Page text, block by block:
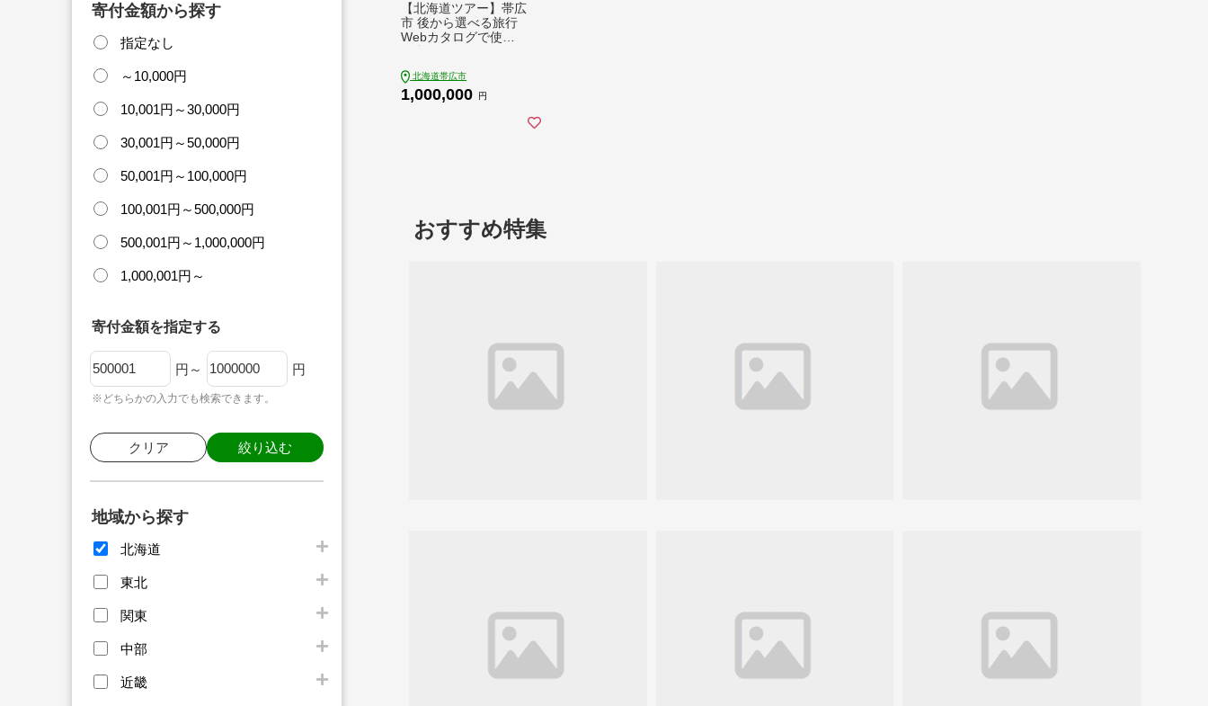
寄付金額から探す
指定なし
～10,000円
10,001円～30,000円
30,001円～50,000円
50,001円～100,000円
100,001円～500,000円
500,001円～1,000,000円
1,000,001円～
寄付金額を指定する
円～ 円
※どちらかの入力でも検索できます。
クリア 絞り込む
地域から探す
北海道
東北
関東
中部
近畿
【北海道ツアー】帯広
市 後から選べる旅行
Webカタログで使え
北海道帯広市
1,000,000 円
おすすめ特集